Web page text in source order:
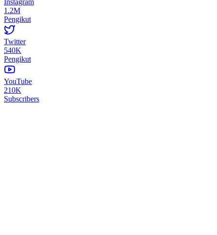
Instagram
1.2M
Pengikut
Twitter
540K
Pengikut
YouTube
210K
Subscribers